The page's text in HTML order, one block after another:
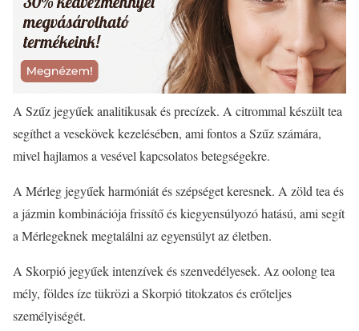
A Szűz jegyűek analitikusak és precízek. A citrommal készült tea
segíthet a vesekövek kezelésében, ami fontos a Szűz számára,
mivel hajlamos a vesével kapcsolatos betegségekre.
A Mérleg jegyűek harmóniát és szépséget keresnek. A zöld tea és
a jázmin kombinációja frissítő és kiegyensúlyozó hatású, ami segít
a Mérlegeknek megtalálni az egyensúlyt az életben.
A Skorpió jegyűek intenzívek és szenvedélyesek. Az oolong tea
mély, földes íze tükrözi a Skorpió titokzatos és erőteljes
személyiségét.